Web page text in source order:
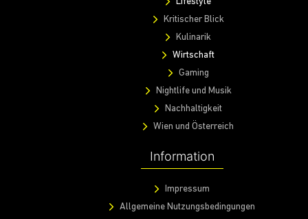
Kritischer Blick
Kulinarik
Wirtschaft
Gaming
Nightlife und Musik
Nachhaltigkeit
Wien und Österreich
Information
Impressum
Allgemeine Nutzungsbedingungen